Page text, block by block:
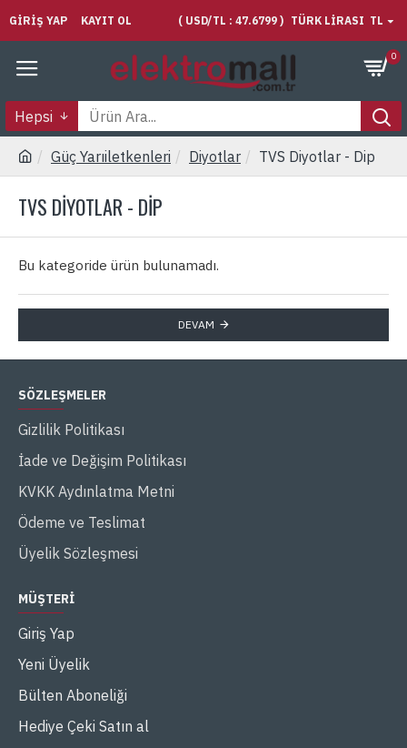
GIRIŞ YAP KAYIT OL ( USD/TL : 47.6799 ) TÜRK LIRASI TL
0
Hepsi
Güç Yarıiletkenleri Diyotlar TVS Diyotlar - Dip
TVS DIYOTLAR - DIP
Bu kategoride ürün bulunamadı.
DEVAM
SÖZLEŞMELER
Gizlilik Politikası
İade ve Değişim Politikası
KVKK Aydınlatma Metni
Ödeme ve Teslimat
Üyelik Sözleşmesi
MÜŞTERI
Giriş Yap
Yeni Üyelik
Bülten Aboneliği
Hediye Çeki Satın al